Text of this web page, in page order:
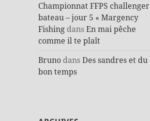
Championnat FFPS challenger
bateau – jour 5 « Margency
Fishing dansEn mai pêche
comme il te plaît
Bruno dansDes sandres et du
bon temps